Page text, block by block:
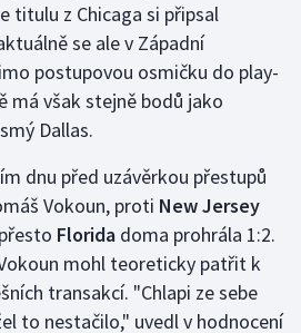
titulu z Chicaga si připsal
se ale v Západní
postupovou osmičku do play-
má však stejně bodů jako
Dallas.
dnu před uzávěrkou přestupů
Vokoun, proti New Jersey
Florida doma prohrála 1:2.
mohl teoreticky patřit k
transakcí. "Chlapi ze sebe
to nestačilo," uvedl v hodnocení